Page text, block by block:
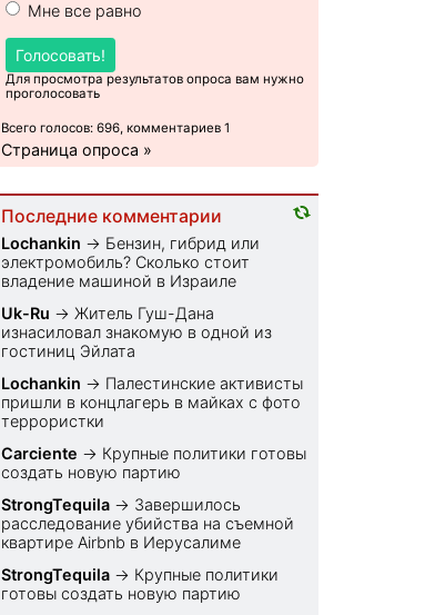
Мне все равно
Голосовать!
Для просмотра результатов опроса вам нужно
проголосовать
Всего голосов: 696, комментариев 1
Страница опроса »
Последние комментарии
Lochankin → Бензин, гибрид или
электромобиль? Cколько стоит
владение машиной в Израиле
Uk-Ru → Житель Гуш-Дана
изнасиловал знакомую в одной из
гостиниц Эйлата
Lochankin → Палестинские активисты
пришли в концлагерь в майках с фото
террористки
Carciente → Крупные политики готовы
создать новую партию
StrongTequila → Завершилось
расследование убийства на съемной
квартире Airbnb в Иерусалиме
StrongTequila → Крупные политики
готовы создать новую партию